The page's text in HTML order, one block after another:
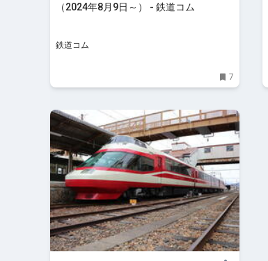
（2024年8月9日～） - 鉄道コム
鉄道コム
7